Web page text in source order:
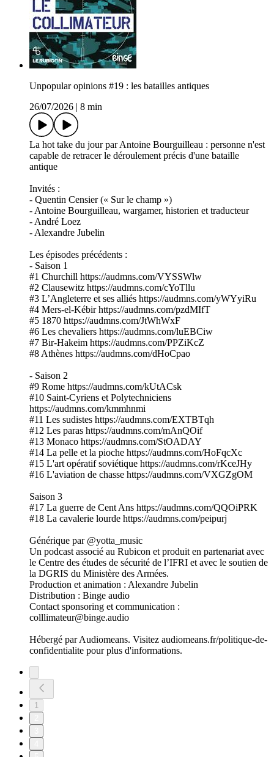
Unpopular opinions #19 : les batailles antiques
26/07/2026
8 min
La hot take du jour par Antoine Bourguilleau : personne n'est
capable de retracer le déroulement précis d'une bataille
antique
Invités :
- Quentin Censier (« Sur le champ »)
- Antoine Bourguilleau, wargamer, historien et traducteur
- André Loez
- Alexandre Jubelin
Les épisodes précédents :
- Saison 1
#1 Churchill https://audmns.com/VYSSWlw
#2 Clausewitz https://audmns.com/cYoTllu
#3 L’Angleterre et ses alliés https://audmns.com/yWYyiRu
#4 Mers-el-Kébir https://audmns.com/pzdMIfT
#5 1870 https://audmns.com/JtWhWxF
#6 Les chevaliers https://audmns.com/luEBCiw
#7 Bir-Hakeim https://audmns.com/PPZiKcZ
#8 Athènes https://audmns.com/dHoCpao
- Saison 2
#9 Rome https://audmns.com/kUtACsk
#10 Saint-Cyriens et Polytechniciens
https://audmns.com/kmmhnmi
#11 Les sudistes https://audmns.com/EXTBTqh
#12 Les paras https://audmns.com/mAnQOif
#13 Monaco https://audmns.com/StOADAY
#14 La pelle et la pioche https://audmns.com/HoFqcXc
#15 L'art opératif soviétique https://audmns.com/rKceJHy
#16 L'aviation de chasse https://audmns.com/VXGZgOM
Saison 3
#17 La guerre de Cent Ans https://audmns.com/QQOiPRK
#18 La cavalerie lourde https://audmns.com/peipurj
Générique par @yotta_music
Un podcast associé au Rubicon et produit en partenariat avec
le Centre des études de sécurité de l’IFRI et avec le soutien de
la DGRIS du Ministère des Armées.
Production et animation : Alexandre Jubelin
Distribution : Binge audio
Contact sponsoring et communication :
colllimateur@binge.audio
Hébergé par Audiomeans. Visitez audiomeans.fr/politique-de-
confidentialite pour plus d'informations.
1